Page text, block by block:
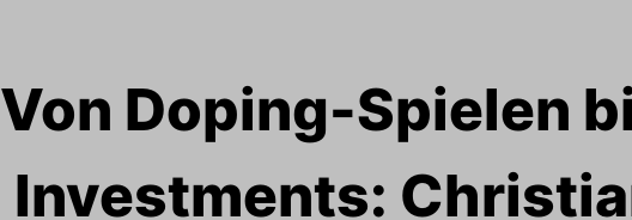
Von Doping-Spielen
Investments: